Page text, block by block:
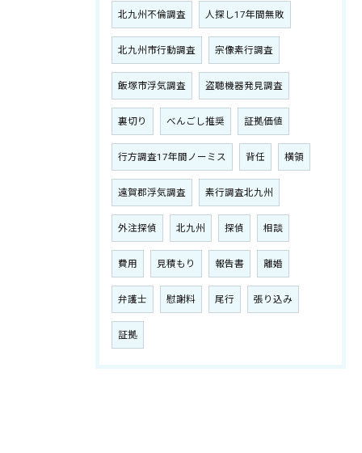
北九州不倫調査 人探し17年間無敗
北九州市行動調査 宗像素行調査
飯塚市浮気調査 盗聴機器発見調査
裏切り べんごし推奨 証拠価値
行方調査17年間ノーミス 背任 横領
遠賀郡浮気調査 素行調査北九州
外注探偵 北九州 探偵 相談
費用 見積もり 報告書 離婚
弁護士 慰謝料 尾行 張り込み
証拠